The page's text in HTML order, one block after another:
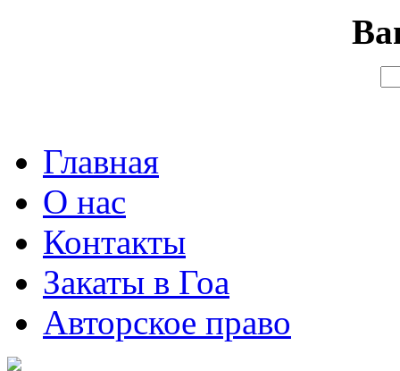
Главная
О нас
Контакты
Закаты в Гоа
Авторское право